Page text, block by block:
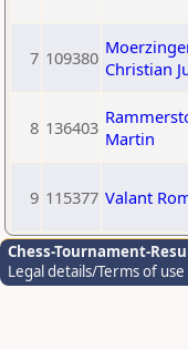
7 109380 Christian
8 136403 Martin
9 115377 Valant
Chess-Tournament-
Legal details/Terms of use